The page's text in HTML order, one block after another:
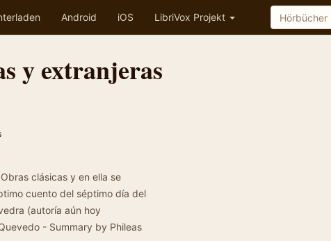
Android iOS LibriVox Projekt
y extranjeras
clásicas y en ella se
cuento del séptimo día del
(autoría aún hoy
- Summary by Phileas